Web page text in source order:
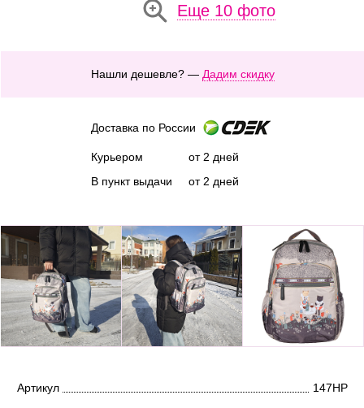
Еще 10 фото
Нашли дешевле? — Дадим скидку
Доставка по России
Курьером
В пункт выдачи
от 2 дней
от 2 дней
Артикул 147НР